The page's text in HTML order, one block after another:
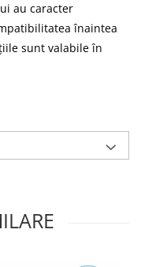
au caracter
înaintea
sunt valabile în